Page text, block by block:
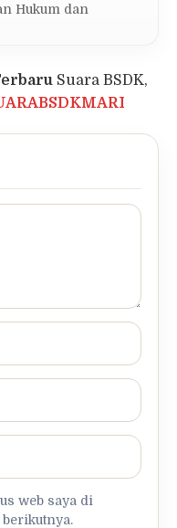
Hukum dan
Suara BSDK,
web saya di